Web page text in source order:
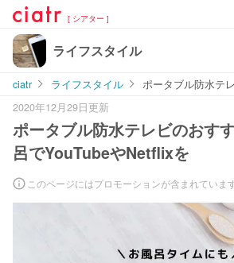
[ シアター ]
ライフスタイル
ciatr ライフスタイル
ポータブル防水テ
2020年12月29日更新
ポータブル防水テレビのおす
呂でYouTubeやNetflixを
このページにはプロモーションが含まれていま